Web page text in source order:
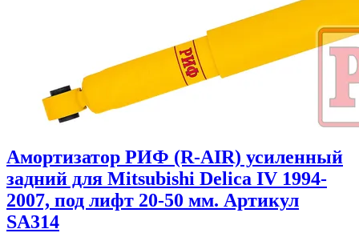
Амортизатор РИФ (R-AIR) усиленный
задний для Mitsubishi Delica IV 1994-
2007, под лифт 20-50 мм. Артикул
SA314